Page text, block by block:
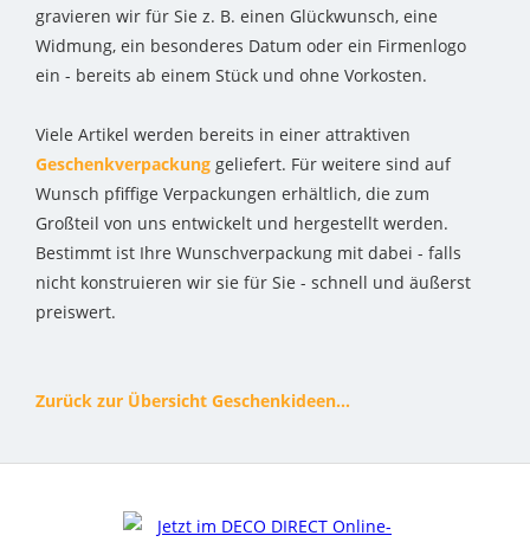
gravieren wir für Sie z. B. einen Glückwunsch, eine
Widmung, ein besonderes Datum oder ein Firmenlogo
ein - bereits ab einem Stück und ohne Vorkosten.
Viele Artikel werden bereits in einer attraktiven
Geschenkverpackung geliefert. Für weitere sind auf
Wunsch pfiffige Verpackungen erhältlich, die zum
Großteil von uns entwickelt und hergestellt werden.
Bestimmt ist Ihre Wunschverpackung mit dabei - falls
nicht konstruieren wir sie für Sie - schnell und äußerst
preiswert.
Zurück zur Übersicht Geschenkideen...